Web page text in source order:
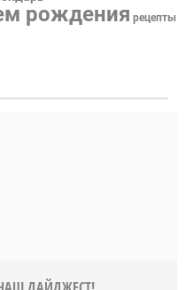
рождения рецепты